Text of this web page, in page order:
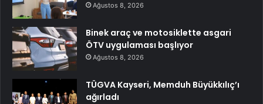
Ağustos 8, 2026
Binek araç ve motosiklette asgari
ÖTV uygulaması başlıyor
Ağustos 8, 2026
TÜGVA Kayseri, Memduh Büyükkılıç’ı
ağırladı